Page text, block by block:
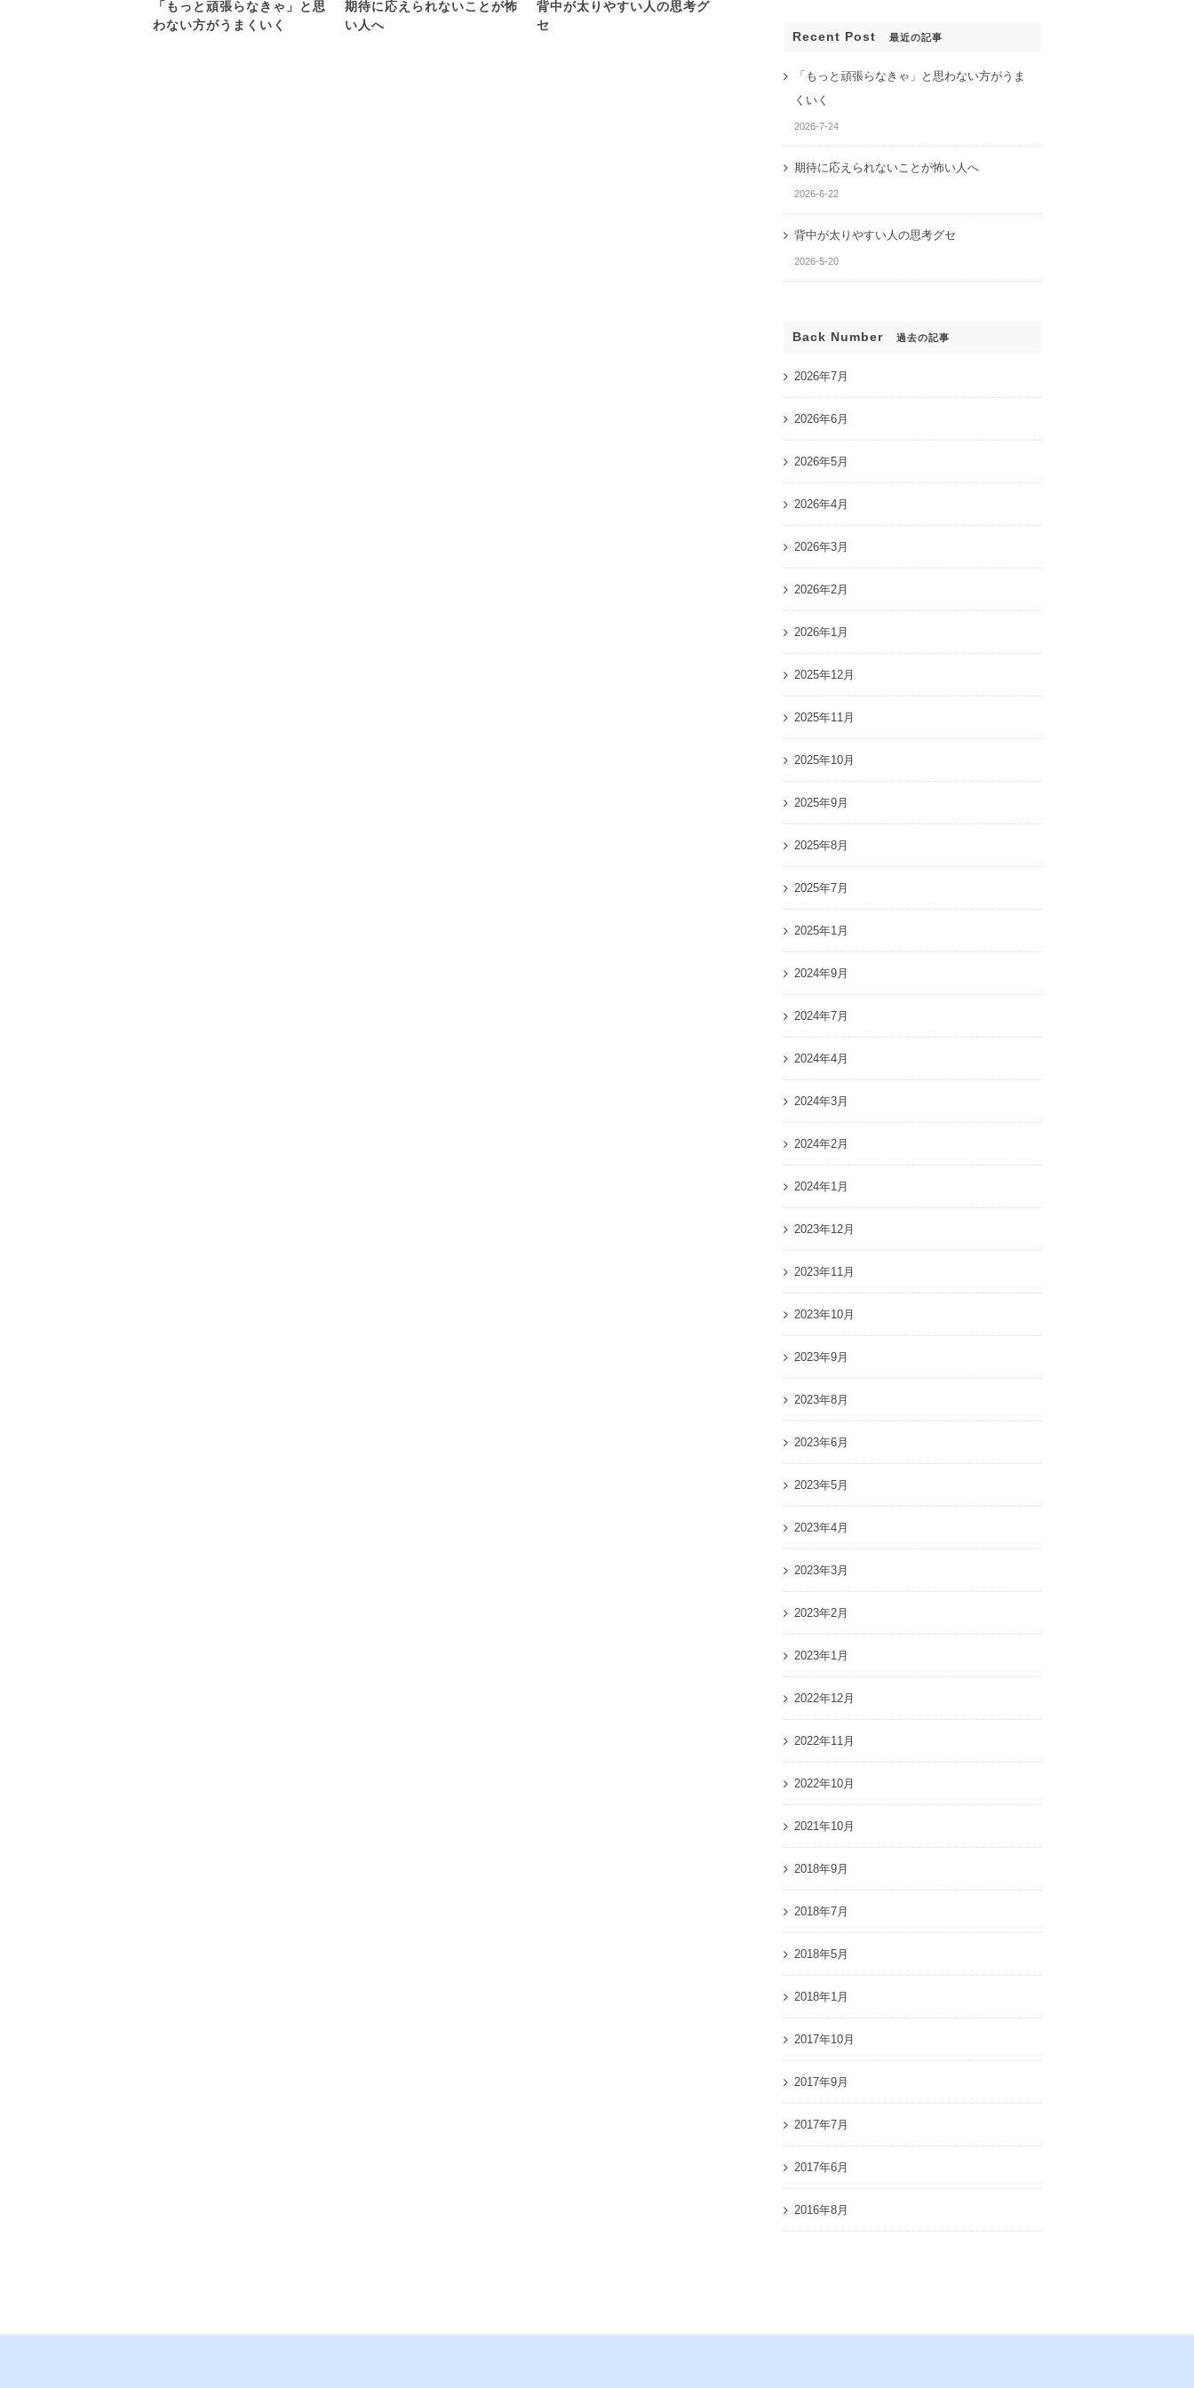
「もっと頑張らなきゃ」と思
わない方がうまくいく
期待に応えられないことが怖
い人へ
背中が太りやすい人の思考グ
セ
Recent Post
最近の記事
「もっと頑張らなきゃ」と思わない方がうま
くいく
2026-7-24
期待に応えられないことが怖い人へ
2026-6-22
背中が太りやすい人の思考グセ
2026-5-20
Back Number 過去の記事
2026年7月
2026年6月
2026年5月
2026年4月
2026年3月
2026年2月
2026年1月
2025年12月
2025年11月
2025年10月
2025年9月
2025年8月
2025年7月
2025年1月
2024年9月
2024年7月
2024年4月
2024年3月
2024年2月
2024年1月
2023年12月
2023年11月
2023年10月
2023年9月
2023年8月
2023年6月
2023年5月
2023年4月
2023年3月
2023年2月
2023年1月
2022年12月
2022年11月
2022年10月
2021年10月
2018年9月
2018年7月
2018年5月
2018年1月
2017年10月
2017年9月
2017年7月
2017年6月
2016年8月